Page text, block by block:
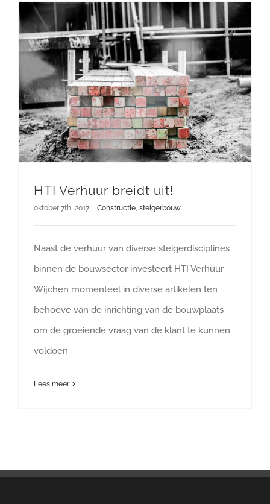
HTI Verhuur breidt uit!
oktober 7th, 2017 | Constructie steigerbouw
Naast de verhuur van diverse steigerdisciplines
binnen de bouwsector investeert HTI Verhuur
Wijchen momenteel in diverse artikelen ten
behoeve van de inrichting van de bouwplaats
om de groeiende vraag van de klant te kunnen
voldoen.
Lees meer